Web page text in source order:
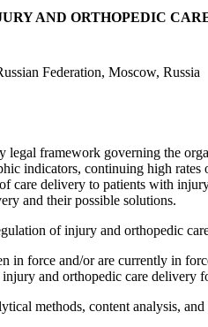
AND ORTHOPEDIC
Federation, Moscow, Russia
legal framework governing the
indicators, continuing high
care delivery to patients with
and their possible solutions.
of injury and orthopedic
in force and/or are currently in
and orthopedic care delivery
methods, content analysis,